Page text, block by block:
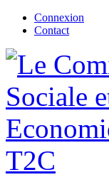
Connexion
Contact